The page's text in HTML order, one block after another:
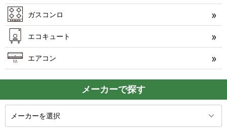
ガスコンロ
エコキュート
エアコン
メーカーで探す